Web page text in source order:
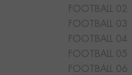
FOOTBALL 02
FOOTBALL 03
FOOTBALL 04
FOOTBALL 05
FOOTBALL 06